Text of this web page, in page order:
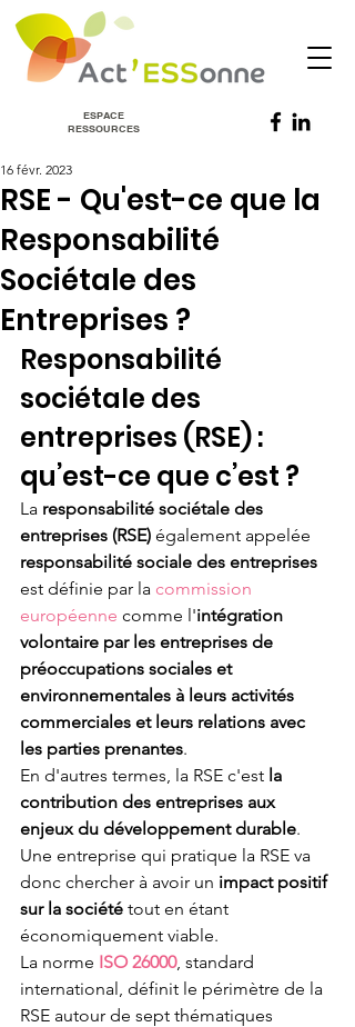
ESPACE
RESSOURCES
RSE - Qu'est-ce que la
Responsabilité
Sociétale des
Entreprises ?
16 févr. 2023
Responsabilité
sociétale des
entreprises (RSE) :
qu’est-ce que c’est ?
La responsabilité sociétale des
entreprises (RSE) également appelée
responsabilité sociale des entreprises
est définie par la commission
européenne comme l'intégration
volontaire par les entreprises de
préoccupations sociales et
environnementales à leurs activités
commerciales et leurs relations avec
les parties prenantes.
En d'autres termes, la RSE c'est la
contribution des entreprises aux
enjeux du développement durable.
Une entreprise qui pratique la RSE va
donc chercher à avoir un impact positif
sur la société tout en étant
économiquement viable.
La norme ISO 26000, standard
international, définit le périmètre de la
RSE autour de sept thématiques